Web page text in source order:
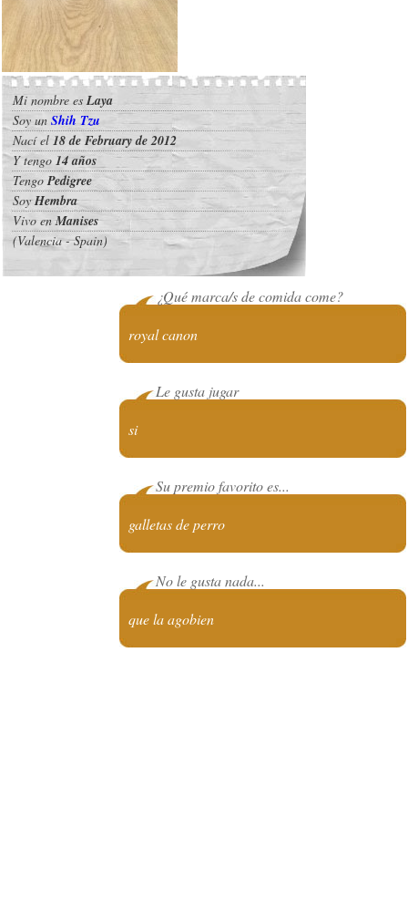
Mi nombre esLaya
Soy un Shih Tzu
Nací el 18 de February de 2012
Y tengo 14 años
TengoPedigree
SoyHembra
Vivo enManises
(Valencia - Spain)
¿Qué marca/s de comida come?
royal canon
Le gusta jugar
si
Su premio favorito es...
galletas de perro
No le gusta nada...
que la agobien